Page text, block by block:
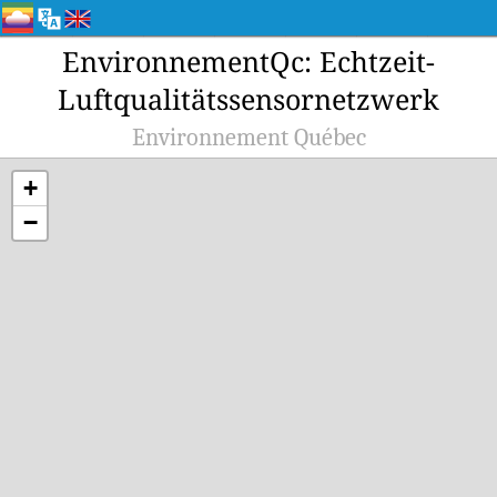
EnvironnementQc: Echtzeit-
Luftqualitätssensornetzwerk
Environnement Québec
+
−